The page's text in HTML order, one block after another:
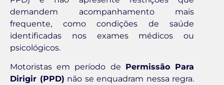
demandem acompanhamento mais
frequente, como condições de saúde
identificadas nos exames médicos ou
psicológicos.
Motoristas em período de Permissão Para
Dirigir (PPD) não se enquadram nessa regra.